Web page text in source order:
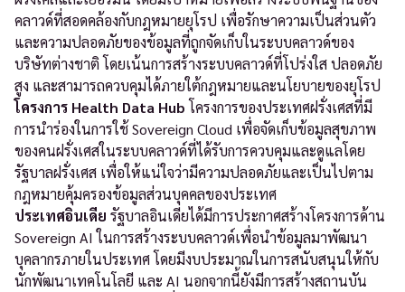
คลาวด์ที่สอดคล้องกับกฎหมายยุโรป เพื่อรักษาความเป็นส่วนตัว
และความปลอดภัยของข้อมูลที่ถูกจัดเก็บในระบบคลาวด์ของ
บริษัทต่างชาติ โดยเน้นการสร้างระบบคลาวด์ที่โปร่งใส ปลอดภัย
สูง และสามารถควบคุมได้ภายใต้กฎหมายและนโยบายของยุโรป
โครงการ Health Data Hub โครงการของประเทศฝรั่งเศสที่มี
การนำร่องในการใช้ Sovereign Cloud เพื่อจัดเก็บข้อมูลสุขภาพ
ของคนฝรั่งเศสในระบบคลาวด์ที่ได้รับการควบคุมและดูแลโดย
รัฐบาลฝรั่งเศส เพื่อให้แน่ใจว่ามีความปลอดภัยและเป็นไปตาม
กฎหมายคุ้มครองข้อมูลส่วนบุคคลของประเทศ
ประเทศอินเดีย รัฐบาลอินเดียได้มีการประกาศสร้างโครงการด้าน
Sovereign AI ในการสร้างระบบคลาวด์เพื่อนำข้อมูลมาพัฒนา
บุคลากรภายในประเทศ โดยมีงบประมาณในการสนับสนุนให้กับ
นักพัฒนาเทคโนโลยี และ AI นอกจากนี้ยังมีการสร้างสถานบัน